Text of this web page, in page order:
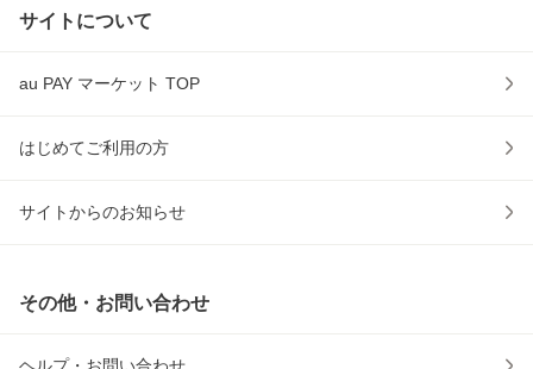
サイトについて
au PAY マーケット TOP
はじめてご利用の方
サイトからのお知らせ
その他・お問い合わせ
ヘルプ・お問い合わせ